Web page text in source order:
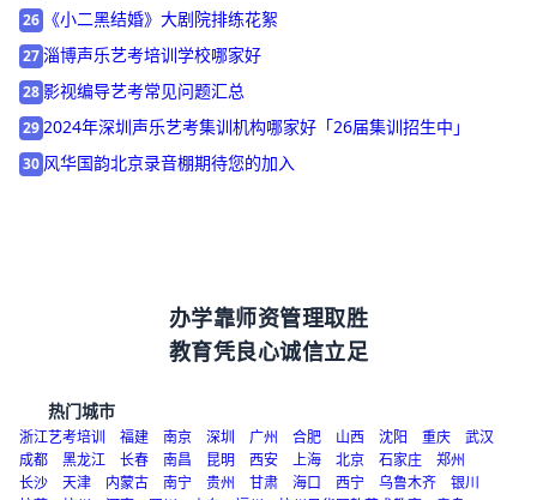
25 想学好声乐需要具备哪些条件？
26《小二黑结婚》大剧院排练花絮
27淄博声乐艺考培训学校哪家好
28 影视编导艺考常见问题汇总
29 2024年深圳声乐艺考集训机构哪家好「26届集训招生中」
办学靠师资管理取胜
热门城市
浙江艺考培训 福建 南京 深圳 广州 合肥 山西 沈阳 重庆
成都
黑龙江 长春 南昌 昆明 西安 上海 北京 石家庄
郑州